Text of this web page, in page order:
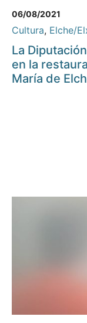
06/08/2021
Cultura, Elche/
La
en la
María de